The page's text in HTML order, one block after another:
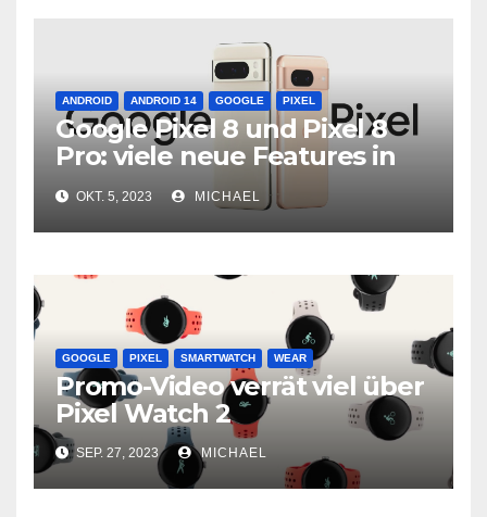
ANDROID ANDROID 14 GOOGLE PIXEL
Google Pixel 8 und Pixel 8
Pro: viele neue Features in
neuer Hardware
OKT. 5, 2023 MICHAEL
GOOGLE PIXEL SMARTWATCH WEAR
Promo-Video verrät viel über
Pixel Watch 2
SEP. 27, 2023 MICHAEL